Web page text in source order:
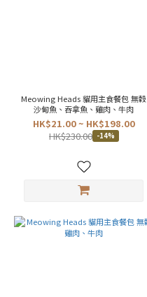
Meowing Heads 貓用主食餐包 無穀
沙甸魚、吞拿魚、雞肉、牛肉
HK$21.00 ~ HK$198.00
HK$230.00 -14%